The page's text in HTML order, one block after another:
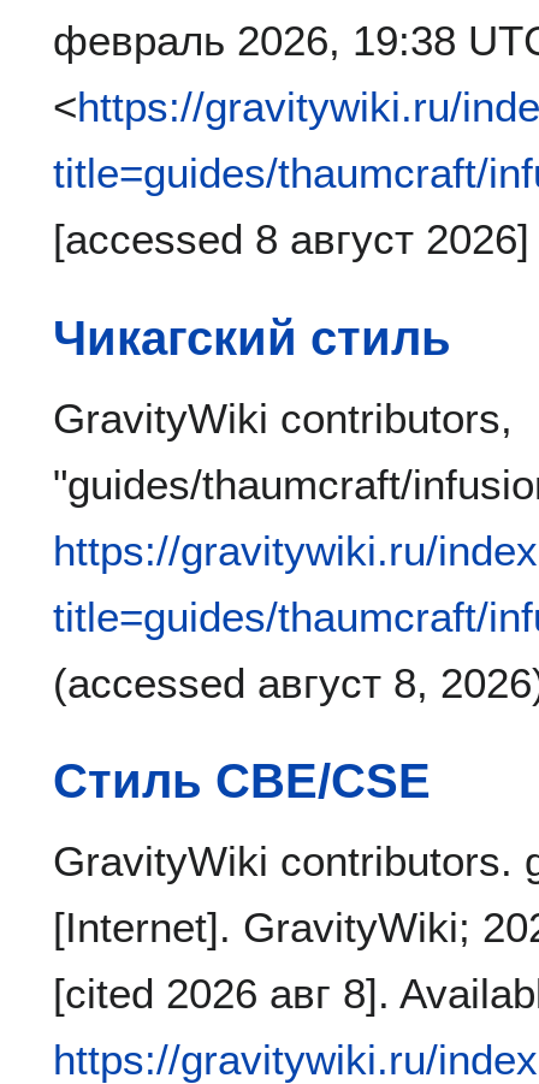
февраль 2026, 19:38
<https://gravitywiki.ru/
title=guides/thaumcraft/
[accessed 8 август 2026]
Чикагский стиль
GravityWiki contributors,
"guides/thaumcraft/
https://gravitywiki.ru/
title=guides/thaumcraft/
(accessed август 8,
Стиль CBE/CSE
GravityWiki contributors.
[Internet]. GravityWiki;
[cited 2026 авг 8].
https://gravitywiki.ru/